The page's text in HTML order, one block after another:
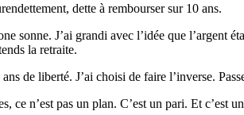
dette à rembourser sur 10 ans.
J’ai grandi avec l’idée que l’argent
la retraite.
de liberté. J’ai choisi de faire l’inverse.
ce n’est pas un plan. C’est un pari. Et c’est